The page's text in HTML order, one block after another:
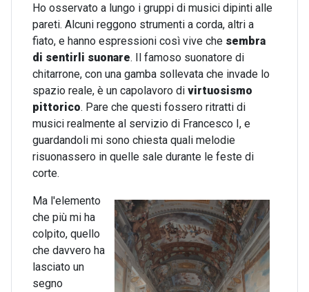
Ho osservato a lungo i gruppi di musici dipinti alle
pareti. Alcuni reggono strumenti a corda, altri a
fiato, e hanno espressioni così vive che sembra
di sentirli suonare. Il famoso suonatore di
chitarrone, con una gamba sollevata che invade lo
spazio reale, è un capolavoro di virtuosismo
pittorico. Pare che questi fossero ritratti di
musici realmente al servizio di Francesco I, e
guardandoli mi sono chiesta quali melodie
risuonassero in quelle sale durante le feste di
corte.
Ma l'elemento
che più mi ha
colpito, quello
che davvero ha
lasciato un
segno